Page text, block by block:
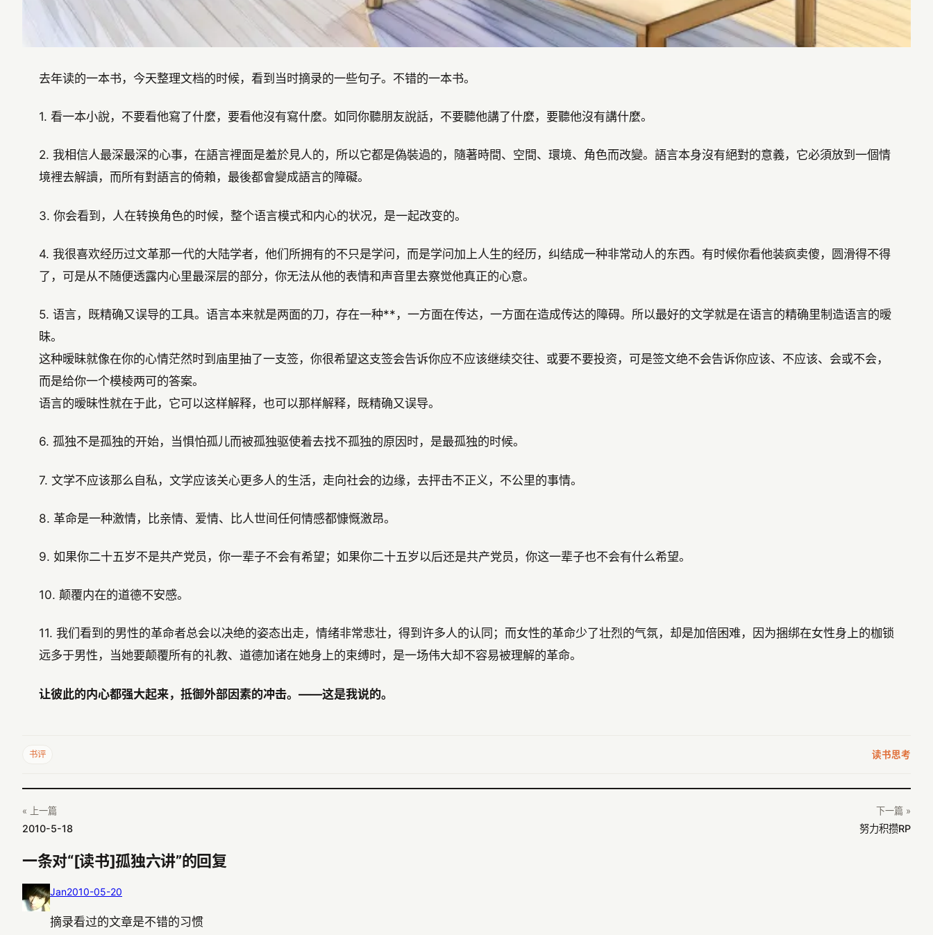
去年读的一本书，今天整理文档的时候，看到当时摘录的一些句子。不错的一本书。
1. 看一本小說，不要看他寫了什麼，要看他沒有寫什麼。如同你聽朋友說話，不要聽他講了什麼，要聽他沒有講什麼。
2. 我相信人最深最深的心事，在語言裡面是羞於見人的，所以它都是偽裝過的，隨著時間、空間、環境、角色而改變。語言本身沒有絕對的意義，它必須放到一個情
境裡去解讀，而所有對語言的倚賴，最後都會變成語言的障礙。
3. 你会看到，人在转换角色的时候，整个语言模式和内心的状况，是一起改变的。
4. 我很喜欢经历过文革那一代的大陆学者，他们所拥有的不只是学问，而是学问加上人生的经历，纠结成一种非常动人的东西。有时候你看他装疯卖傻，圆滑得不得
了，可是从不随便透露内心里最深层的部分，你无法从他的表情和声音里去察觉他真正的心意。
5. 语言，既精确又误导的工具。语言本来就是两面的刀，存在一种**，一方面在传达，一方面在造成传达的障碍。所以最好的文学就是在语言的精确里制造语言的暧
昧。
这种暧昧就像在你的心情茫然时到庙里抽了一支签，你很希望这支签会告诉你应不应该继续交往、或要不要投资，可是签文绝不会告诉你应该、不应该、会或不会，
而是给你一个模棱两可的答案。
语言的暧昧性就在于此，它可以这样解释，也可以那样解释，既精确又误导。
6. 孤独不是孤独的开始，当惧怕孤儿而被孤独驱使着去找不孤独的原因时，是最孤独的时候。
7. 文学不应该那么自私，文学应该关心更多人的生活，走向社会的边缘，去抨击不正义，不公里的事情。
8. 革命是一种激情，比亲情、爱情、比人世间任何情感都慷慨激昂。
9. 如果你二十五岁不是共产党员，你一辈子不会有希望；如果你二十五岁以后还是共产党员，你这一辈子也不会有什么希望。
10. 颠覆内在的道德不安感。
11. 我们看到的男性的革命者总会以决绝的姿态出走，情绪非常悲壮，得到许多人的认同；而女性的革命少了壮烈的气氛，却是加倍困难，因为捆绑在女性身上的枷锁
远多于男性，当她要颠覆所有的礼教、道德加诸在她身上的束缚时，是一场伟大却不容易被理解的革命。
让彼此的内心都强大起来，抵御外部因素的冲击。——这是我说的。
书评 读书思考
« 上一篇
2010-5-18
下一篇 »
努力积攒RP
一条对“[读书]孤独六讲”的回复
Jan2010-05-20
摘录看过的文章是不错的习惯